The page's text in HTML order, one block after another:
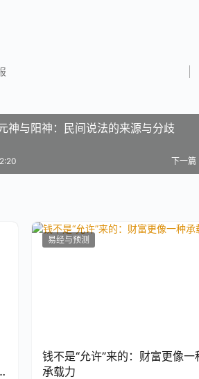
神与阳神：民间说法的来源与分歧
下一篇
易经与预测
钱不是“允许”来的：财富更像一
承载力